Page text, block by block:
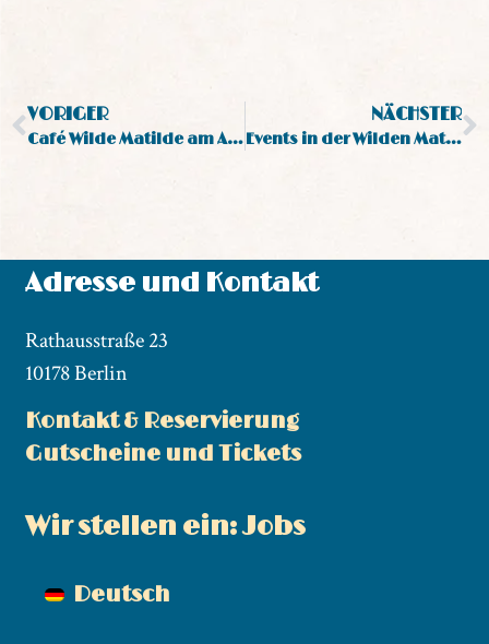
VORIGER
Café Wilde Matilde am Alexanderplatz!
NÄCHSTER
Events in der Wilden Matilde am Alexanderplatz!
Adresse und Kontakt
Rathausstraße 23
10178 Berlin
Kontakt & Reservierung
Gutscheine und Tickets
Wir stellen ein: Jobs
Deutsch